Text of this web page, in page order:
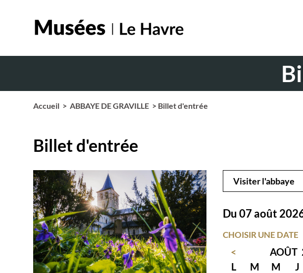
Accueil >ABBAYE DE GRAVILLE > Billet d'entrée
Billet d'entrée
Visiter l'abbaye
Du 07 août
CHOISIR UNE DATE
< AOÛT
L
M M J